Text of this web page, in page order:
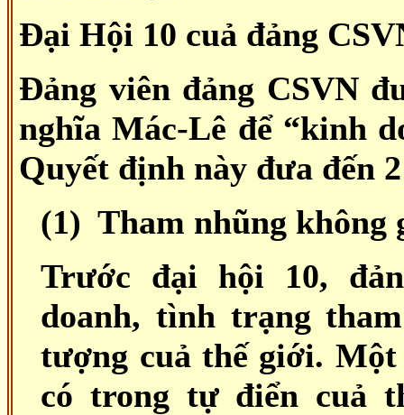
Đại Hội 10 cuả đảng
Đảng viên đảng CSVN
nghĩa Mác-Lê để “kinh
Quyết định này đưa đến
(1) Tham nhũng không
Trước đại hội 10,
doanh, tình trạng
tượng cuả thế giới. Một
có trong tự điển cuả